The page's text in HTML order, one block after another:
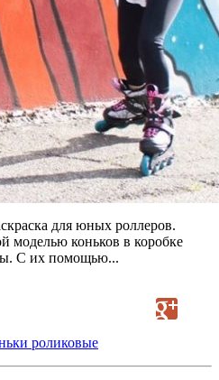
для юных роллеров.
моделью коньков в коробке
С их помощью...
роликовые